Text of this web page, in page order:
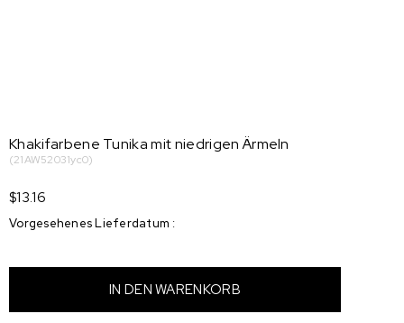
Khakifarbene Tunika mit niedrigen Ärmeln
(21AW52031yc0)
$13.16
Vorgesehenes Lieferdatum :